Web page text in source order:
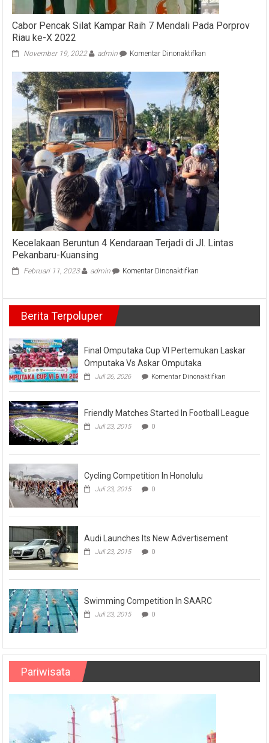
Cabor Pencak Silat Kampar Raih 7 Mendali Pada Porprov
Riau ke-X 2022
November 19, 2022 admin Komentar Dinonaktifkan
Pencak
Silat
Kampar
Raih
7
Mendali
Pada
Porprov
Riau
ke-
X
2022
Kecelakaan Beruntun 4 Kendaraan Terjadi di Jl. Lintas
Pekanbaru-Kuansing
Februari 11, 2023 admin Komentar Dinonaktifkan
Terjadi
Jl.
Pekanbaru-
Kuansing
Berita Terpoluper
Final Omputaka Cup VI Pertemukan Laskar
Omputaka Vs Askar Omputaka
Juli 26, 2026 Komentar Dinonaktifkan
Omputaka
VI
Friendly Matches Started In Football League
Juli 23, 2015 0
Cycling Competition In Honolulu
Juli 23, 2015 0
Audi Launches Its New Advertisement
Juli 23, 2015 0
Swimming Competition In SAARC
Juli 23, 2015 0
Pariwisata